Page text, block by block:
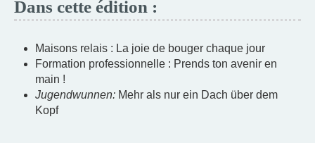
Dans cette édition :
Maisons relais : La joie de bouger chaque jour
Formation professionnelle : Prends ton avenir en
main !
Jugendwunnen: Mehr als nur ein Dach über dem
Kopf